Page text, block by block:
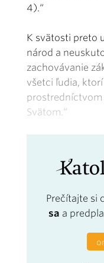
4).“
K svätosti preto
národ a
zachovávanie
všetci ľudia,
prostredníctvom
Svätom.“
Prečítajte si
sa a